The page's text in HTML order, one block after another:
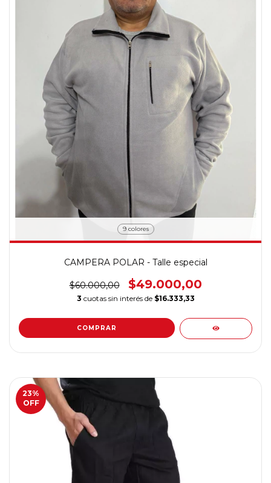
9 colores
CAMPERA POLAR - Talle especial
$60.000,00 $49.000,00
3 cuotas sin interés de $16.333,33
COMPRAR
23%
OFF